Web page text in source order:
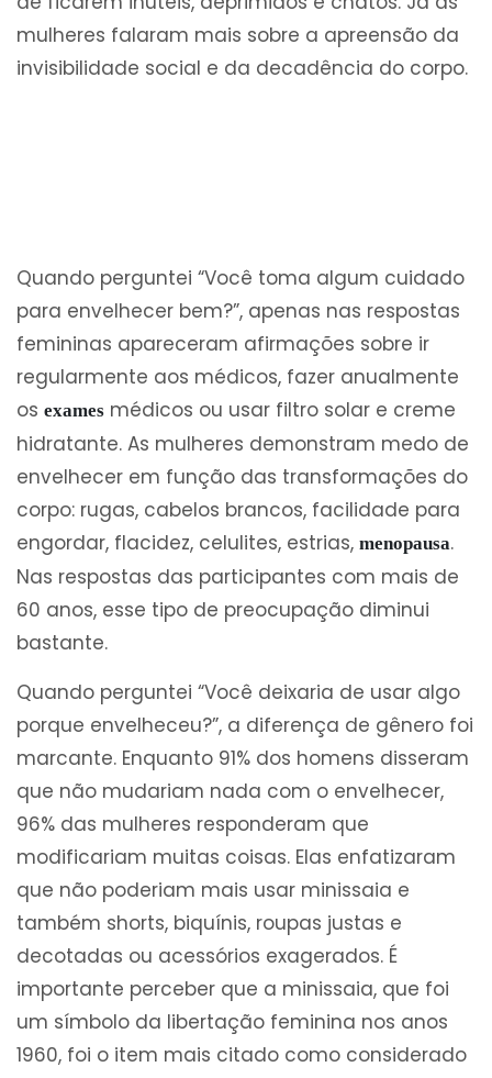
mulheres falaram mais sobre a apreensão da
invisibilidade social e da decadência do corpo.
Quando perguntei “Você toma algum cuidado
para envelhecer bem?”, apenas nas respostas
femininas apareceram afirmações sobre ir
regularmente aos médicos, fazer anualmente
os exames médicos ou usar filtro solar e creme
hidratante. As mulheres demonstram medo de
envelhecer em função das transformações do
corpo: rugas, cabelos brancos, facilidade para
engordar, flacidez, celulites, estrias, menopausa.
Nas respostas das participantes com mais de
60 anos, esse tipo de preocupação diminui
bastante.
Quando perguntei “Você deixaria de usar algo
porque envelheceu?”, a diferença de gênero foi
marcante. Enquanto 91% dos homens disseram
que não mudariam nada com o envelhecer,
96% das mulheres responderam que
modificariam muitas coisas. Elas enfatizaram
que não poderiam mais usar minissaia e
também shorts, biquínis, roupas justas e
decotadas ou acessórios exagerados. É
importante perceber que a minissaia, que foi
um símbolo da libertação feminina nos anos
1960, foi o item mais citado como considerado